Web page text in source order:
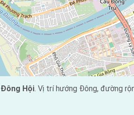
Đông Hội . Vị trí hướng Đông, đường